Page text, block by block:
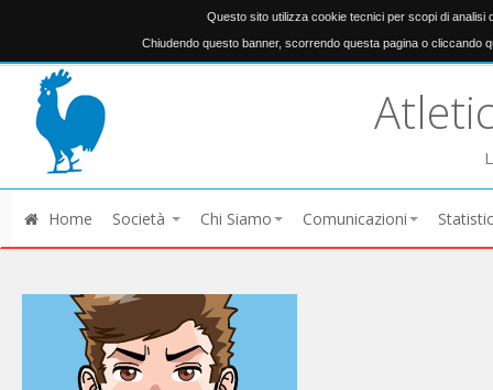
Questo sito utilizza cookie tecnici per scopi di analisi
Chiudendo questo banner, scorrendo questa pagina o cliccando
Home Società Chi Siamo Comunicazioni